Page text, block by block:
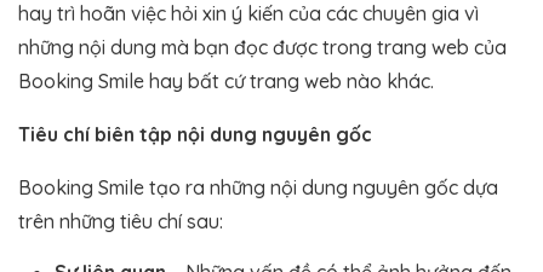
hay trì hoãn việc hỏi xin ý kiến của các chuyên gia vì
những nội dung mà bạn đọc được trong trang web của
Booking Smile hay bất cứ trang web nào khác.
Tiêu chí biên tập nội dung nguyên gốc
Booking Smile tạo ra những nội dung nguyên gốc dựa
trên những tiêu chí sau: